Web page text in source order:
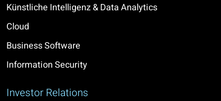
Künstliche Intelligenz & Data Analytics
Cloud
Business Software
Information Security
Investor Relations